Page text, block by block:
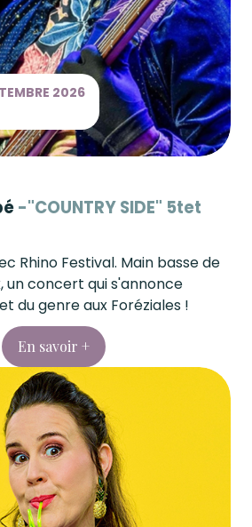
2026
"COUNTRY SIDE" 5tet
Rhino Festival. Main basse de
un concert qui s'annonce
du genre aux Foréziales !
En savoir +